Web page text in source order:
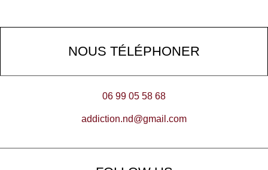
NOUS TÉLÉPHONER
06 99 05 58 68
addiction.nd@gmail.com